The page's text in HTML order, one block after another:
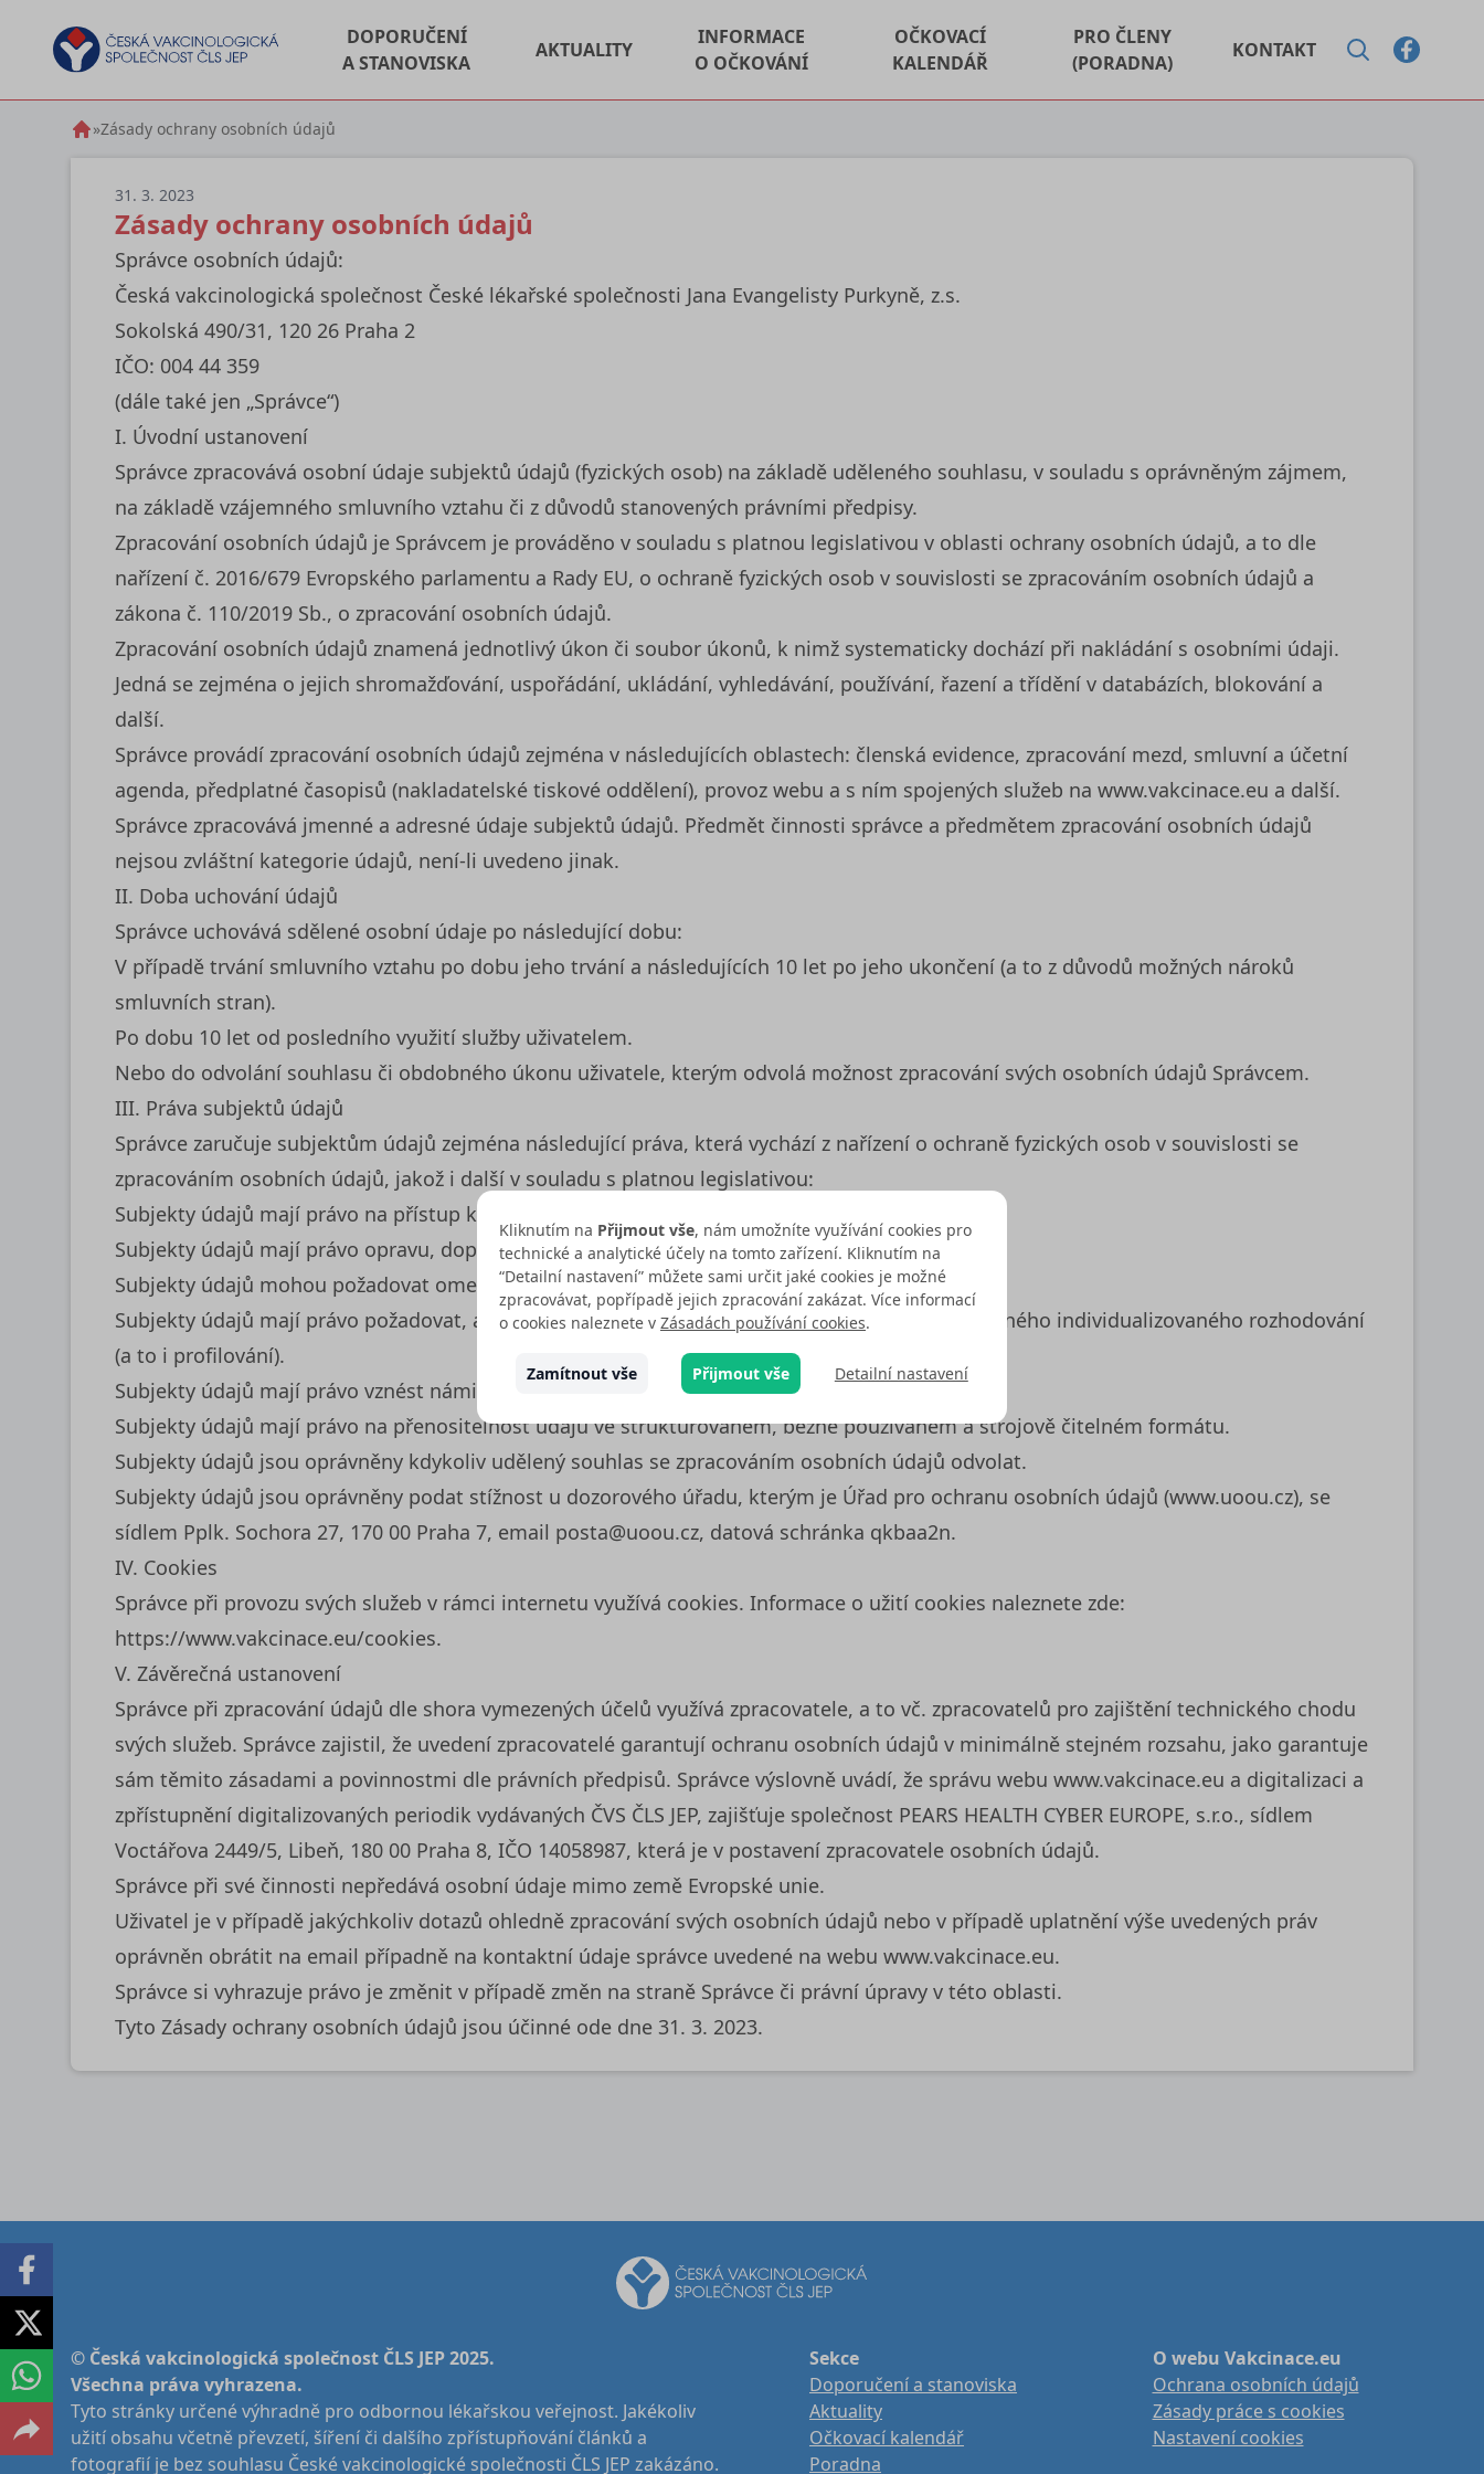
DOPORUČENÍ
A STANOVISKA
AKTUALITY
INFORMACE
O OČKOVÁNÍ
OČKOVACÍ
KALENDÁŘ
PRO ČLENY
(PORADNA)
KONTAKT
»Zásady ochrany osobních údajů
31. 3. 2023
Zásady ochrany osobních údajů
Správce osobních údajů:
Česká vakcinologická společnost České lékařské společnosti Jana Evangelisty Purkyně, z.s.
Sokolská 490/31, 120 26 Praha 2
IČO: 004 44 359
(dále také jen „Správce“)
I. Úvodní ustanovení
Správce zpracovává osobní údaje subjektů údajů (fyzických osob) na základě uděleného souhlasu, v souladu s oprávněným zájmem,
na základě vzájemného smluvního vztahu či z důvodů stanovených právními předpisy.
Zpracování osobních údajů je Správcem je prováděno v souladu s platnou legislativou v oblasti ochrany osobních údajů, a to dle
nařízení č. 2016/679 Evropského parlamentu a Rady EU, o ochraně fyzických osob v souvislosti se zpracováním osobních údajů a
zákona č. 110/2019 Sb., o zpracování osobních údajů.
Zpracování osobních údajů znamená jednotlivý úkon či soubor úkonů, k nimž systematicky dochází při nakládání s osobními údaji.
Jedná se zejména o jejich shromažďování, uspořádání, ukládání, vyhledávání, používání, řazení a třídění v databázích, blokování a
další.
Správce provádí zpracování osobních údajů zejména v následujících oblastech: členská evidence, zpracování mezd, smluvní a účetní
agenda, předplatné časopisů (nakladatelské tiskové oddělení), provoz webu a s ním spojených služeb na www.vakcinace.eu a další.
Správce zpracovává jmenné a adresné údaje subjektů údajů. Předmět činnosti správce a předmětem zpracování osobních údajů
nejsou zvláštní kategorie údajů, není-li uvedeno jinak.
II. Doba uchování údajů
Správce uchovává sdělené osobní údaje po následující dobu:
V případě trvání smluvního vztahu po dobu jeho trvání a následujících 10 let po jeho ukončení (a to z důvodů možných nároků
smluvních stran).
Po dobu 10 let od posledního využití služby uživatelem.
Nebo do odvolání souhlasu či obdobného úkonu uživatele, kterým odvolá možnost zpracování svých osobních údajů Správcem.
III. Práva subjektů údajů
Správce zaručuje subjektům údajů zejména následující práva, která vychází z nařízení o ochraně fyzických osob v souvislosti se
zpracováním osobních údajů, jakož i další v souladu s platnou legislativou:
Subjekty údajů mají právo na přístup ke svým osobním údajům.
Subjekty údajů mají právo opravu, doplnění nebo výmaz osobních údajů.
Subjekty údajů mohou požadovat omezení zpracování svých osobních údajů.
Subjekty údajů mají právo požadovat, aby jejich osobní údaje nebyly předmětem automatizovaného individualizovaného rozhodování
(a to i profilování).
Subjekty údajů mají právo vznést námitku proti zpracování svých osobních údajů.
Subjekty údajů mají právo na přenositelnost údajů ve strukturovaném, běžně používaném a strojově čitelném formátu.
Subjekty údajů jsou oprávněny kdykoliv udělený souhlas se zpracováním osobních údajů odvolat.
Subjekty údajů jsou oprávněny podat stížnost u dozorového úřadu, kterým je Úřad pro ochranu osobních údajů (www.uoou.cz), se
sídlem Pplk. Sochora 27, 170 00 Praha 7, email posta@uoou.cz, datová schránka qkbaa2n.
IV. Cookies
Správce při provozu svých služeb v rámci internetu využívá cookies. Informace o užití cookies naleznete zde:
https://www.vakcinace.eu/cookies.
V. Závěrečná ustanovení
Správce při zpracování údajů dle shora vymezených účelů využívá zpracovatele, a to vč. zpracovatelů pro zajištění technického chodu
svých služeb. Správce zajistil, že uvedení zpracovatelé garantují ochranu osobních údajů v minimálně stejném rozsahu, jako garantuje
sám těmito zásadami a povinnostmi dle právních předpisů. Správce výslovně uvádí, že správu webu www.vakcinace.eu a digitalizaci a
zpřístupnění digitalizovaných periodik vydávaných ČVS ČLS JEP, zajišťuje společnost PEARS HEALTH CYBER EUROPE, s.r.o., sídlem
Voctářova 2449/5, Libeň, 180 00 Praha 8, IČO 14058987, která je v postavení zpracovatele osobních údajů.
Správce při své činnosti nepředává osobní údaje mimo země Evropské unie.
Uživatel je v případě jakýchkoliv dotazů ohledně zpracování svých osobních údajů nebo v případě uplatnění výše uvedených práv
oprávněn obrátit na email případně na kontaktní údaje správce uvedené na webu www.vakcinace.eu.
Správce si vyhrazuje právo je změnit v případě změn na straně Správce či právní úpravy v této oblasti.
Tyto Zásady ochrany osobních údajů jsou účinné ode dne 31. 3. 2023.
© Česká vakcinologická společnost ČLS JEP 2025.
Všechna práva vyhrazena.
Tyto stránky určené výhradně pro odbornou lékařskou veřejnost. Jakékoliv
užití obsahu včetně převzetí, šíření či dalšího zpřístupňování článků a
fotografií je bez souhlasu České vakcinologické společnosti ČLS JEP zakázáno.
Sekce
Doporučení a stanoviska
Aktuality
Očkovací kalendář
Poradna
O webu Vakcinace.eu
Ochrana osobních údajů
Zásady práce s cookies
Nastavení cookies
Kliknutím na Přijmout vše, nám umožníte využívání cookies pro
technické a analytické účely na tomto zařízení. Kliknutím na
“Detailní nastavení” můžete sami určit jaké cookies je možné
zpracovávat, popřípadě jejich zpracování zakázat. Více informací
o cookies naleznete v Zásadách používání cookies.
Zamítnout vše Přijmout vše Detailní nastavení